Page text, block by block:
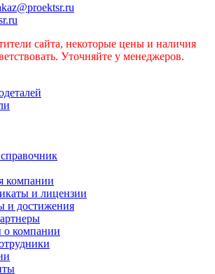
сайта, некоторые цены и наличия
Уточняйте у менеджеров.
компании
и лицензии
и достижения
компании